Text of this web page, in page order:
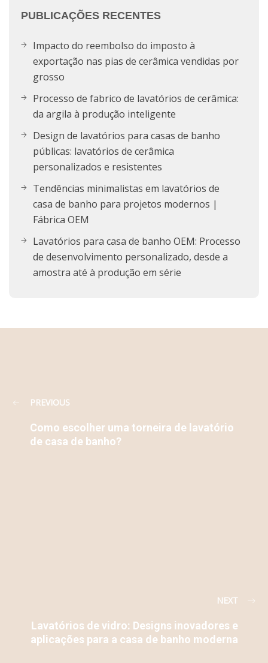
PUBLICAÇÕES RECENTES
Impacto do reembolso do imposto à
exportação nas pias de cerâmica vendidas por
grosso
Processo de fabrico de lavatórios de cerâmica:
da argila à produção inteligente
Design de lavatórios para casas de banho
públicas: lavatórios de cerâmica
personalizados e resistentes
Tendências minimalistas em lavatórios de
casa de banho para projetos modernos |
Fábrica OEM
Lavatórios para casa de banho OEM: Processo
de desenvolvimento personalizado, desde a
amostra até à produção em série
PREVIOUS
Como escolher uma torneira de lavatório
de casa de banho?
NEXT
Lavatórios de vidro: Designs inovadores e
aplicações para a casa de banho moderna